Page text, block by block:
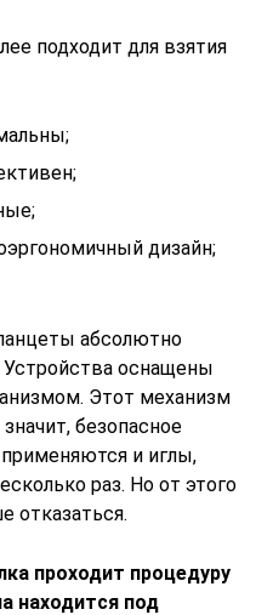
подходит для взятия
дизайн;
абсолютно
Устройства оснащены
Этот механизм
безопасное
и иглы,
раз. Но от этого
отказаться.
проходит процедуру
находится под